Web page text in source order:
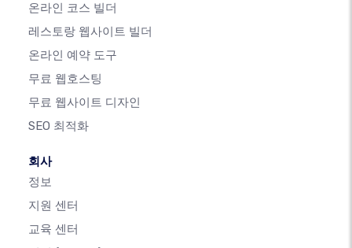
온라인 코스 빌더
레스토랑 웹사이트 빌더
온라인 예약 도구
무료 웹호스팅
무료 웹사이트 디자인
SEO 최적화
회사
정보
지원 센터
교육 센터